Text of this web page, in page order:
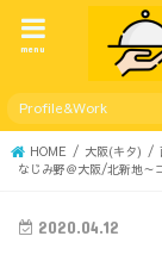
menu
Profile&Work
HOME 大阪(キタ)
なじみ野＠大阪/北新地～
2020.04.12